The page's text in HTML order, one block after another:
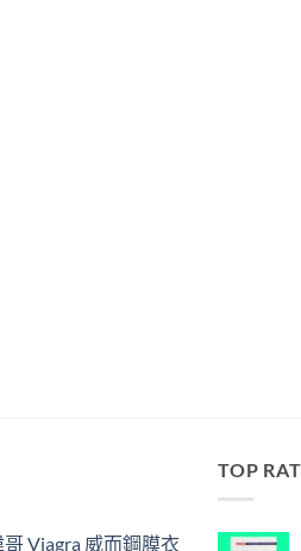
哥 Viagra 威而鋼膜衣
TOP